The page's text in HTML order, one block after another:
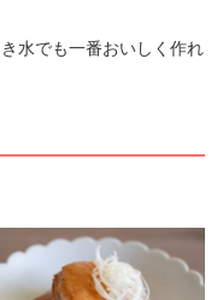
水でも一番おいしく作れ